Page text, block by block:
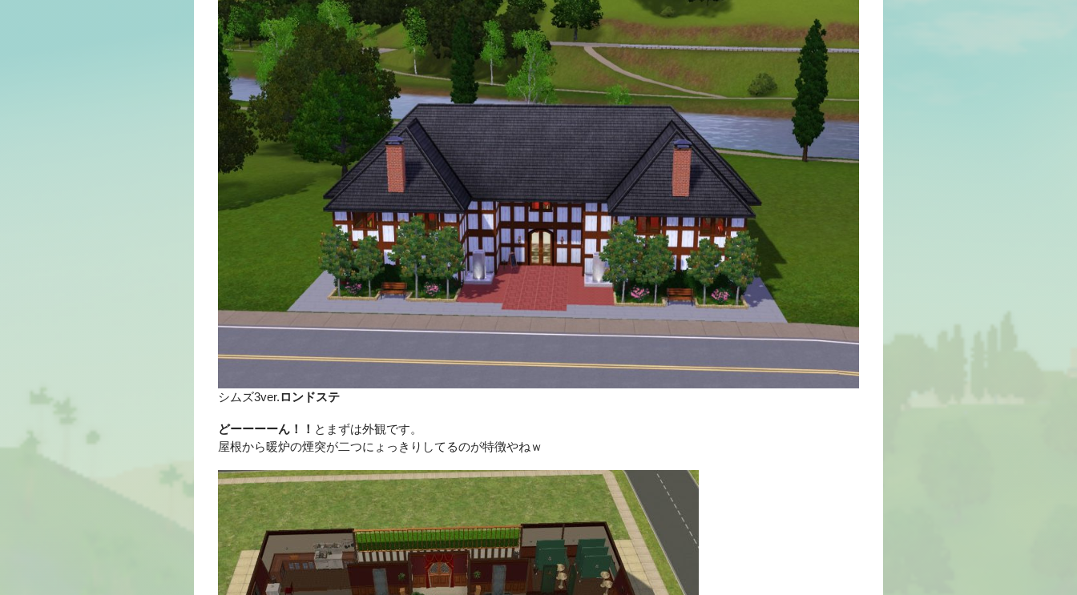
シムズ3ver.ロンドステ
どーーーーん！！ とまずは外観です。
屋根から暖炉の煙突が二つにょっきりしてるのが特徴やねｗ